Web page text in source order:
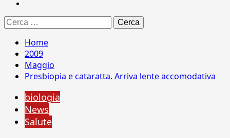
Ricerca
per:
Home
2009
Maggio
Presbiopia e cataratta. Arriva lente accomodativa
biologia
News
Salute